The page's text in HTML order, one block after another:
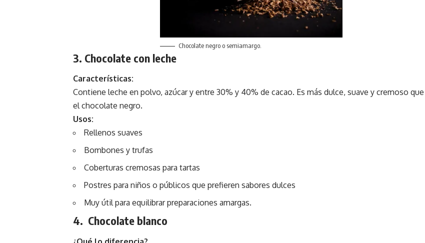
Chocolate negro o semiamargo.
3. Chocolate con leche
Características:
Contiene leche en polvo, azúcar y entre 30% y 40% de cacao. Es más dulce, suave y cremoso que
el chocolate negro.
Usos:
Rellenos suaves
Bombones y trufas
Coberturas cremosas para tartas
Postres para niños o públicos que prefieren sabores dulces
Muy útil para equilibrar preparaciones amargas.
4. Chocolate blanco